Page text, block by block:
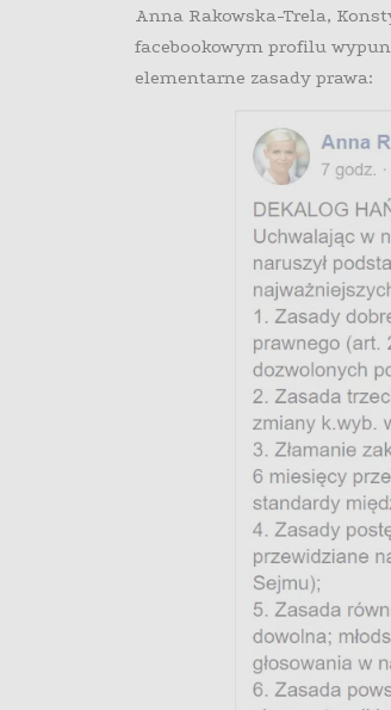
Anna Rakowska-Trela,
facebookowym profilu
elementarne zasady prawa: